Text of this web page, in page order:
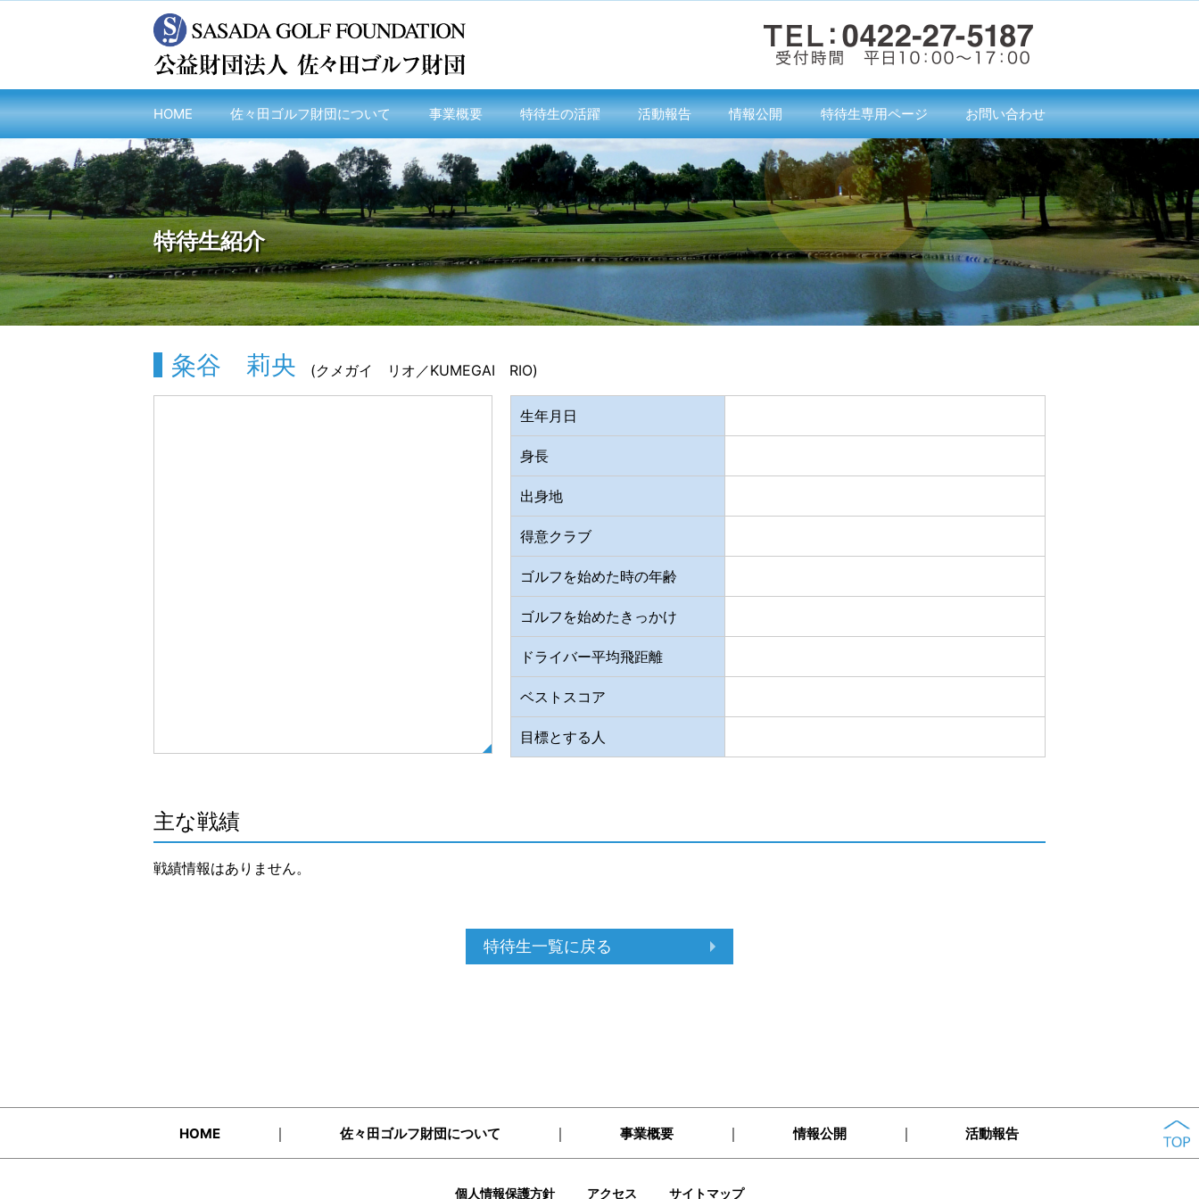
HOME 佐々田ゴルフ財団について 事業概要 特待生の活躍 活動報告 情報公開 特待生専用ページ お問い合わせ
特待生紹介
粂谷 莉央 (クメガイ リオ／KUMEGAI RIO)
生年月日
身長
出身地
得意クラブ
ゴルフを始めた時の年齢
ゴルフを始めたきっかけ
ドライバー平均飛距離
ベストスコア
目標とする人
主な戦績
戦績情報はありません。
特待生一覧に戻る
HOME ｜ 佐々田ゴルフ財団について ｜ 事業概要 ｜ 情報公開 ｜ 活動報告
個人情報保護方針 アクセス サイトマップ